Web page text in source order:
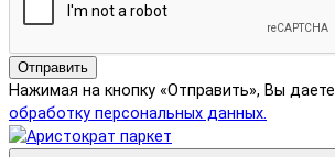
Отправить
Нажимая на кнопку «Отправить», Вы даете
обработку персональных данных.